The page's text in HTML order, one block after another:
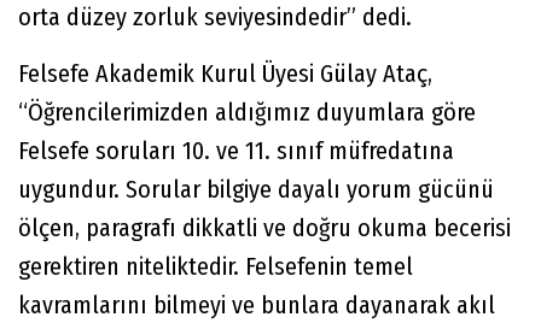
orta düzey zorluk seviyesindedir” dedi.
Felsefe Akademik Kurul Üyesi Gülay Ataç,
“Öğrencilerimizden aldığımız duyumlara göre
Felsefe soruları 10. ve 11. sınıf müfredatına
uygundur. Sorular bilgiye dayalı yorum gücünü
ölçen, paragrafı dikkatli ve doğru okuma becerisi
gerektiren niteliktedir. Felsefenin temel
kavramlarını bilmeyi ve bunlara dayanarak akıl